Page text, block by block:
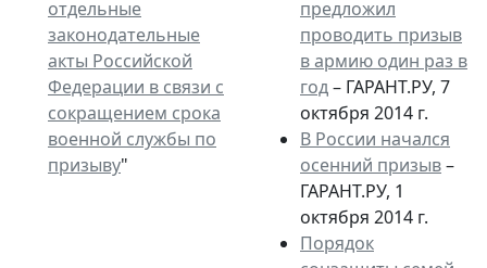
отдельные
законодательные
акты Российской
Федерации в связи с
сокращением срока
военной службы по
призыву"
предложил
проводить призыв
в армию один раз в
год– ГАРАНТ.РУ, 7
октября 2014 г.
В России начался
осенний призыв–
ГАРАНТ.РУ, 1
октября 2014 г.
Порядок